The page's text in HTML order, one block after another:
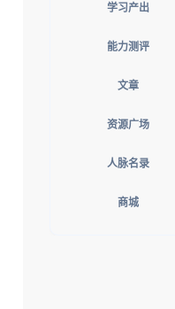
学习产出
能力测评
文章
资源广场
人脉名录
商城